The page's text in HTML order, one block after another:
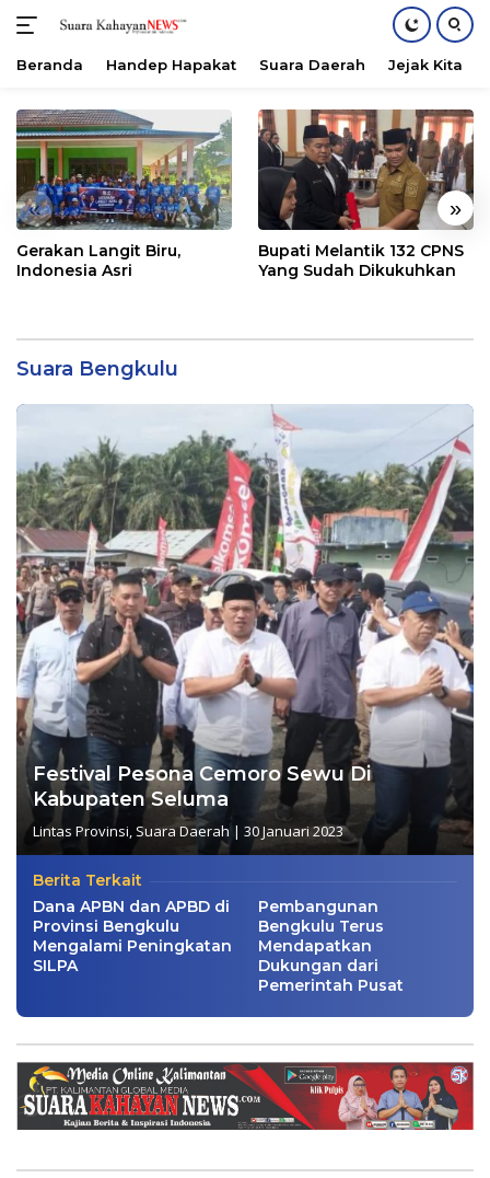
konten
Beranda Handep Hapakat Suara Daerah Jejak Kita
« »
Gerakan Langit Biru,
Indonesia Asri
Bupati Melantik 132 CPNS
Yang Sudah Dikukuhkan
Suara Bengkulu
Festival Pesona Cemoro Sewu Di
Kabupaten Seluma
Lintas Provinsi, Suara Daerah | 30 Januari 2023
Berita Terkait
Dana APBN dan APBD di
Provinsi Bengkulu
Mengalami Peningkatan
SILPA
Pembangunan
Bengkulu Terus
Mendapatkan
Dukungan dari
Pemerintah Pusat